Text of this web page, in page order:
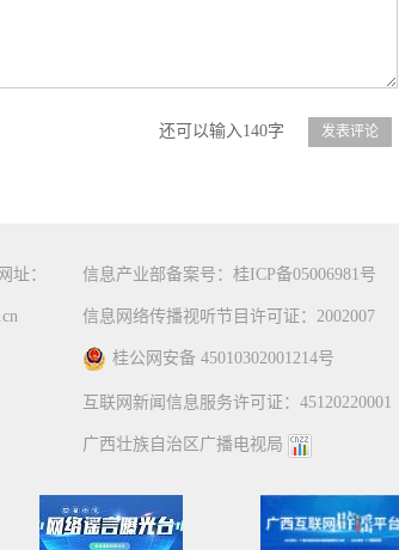
还可以输入140字
址： 信息产业部备案号：桂ICP备05006981号
信息网络传播视听节目许可证：2002007
桂公网安备 45010302001214号
互联网新闻信息服务许可证：45120220001
广西壮族自治区广播电视局